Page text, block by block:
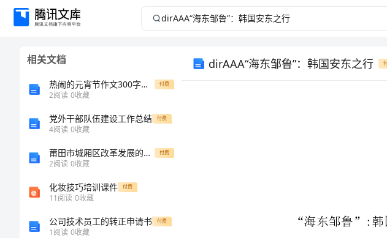
dirAAA“海
鲁”：
相关文档
热闹的元宵节作文300字左右十篇 付费
2阅读 0收藏
党外干部队伍建设工作总结 付费
4阅读 0收藏
莆田市城厢区改革发展的路径研究 付费
2阅读 0收藏
化妆技巧培训课件 付费
11阅读 0收藏
公司技术员工的转正申请书 付费
1阅读 0收藏
dirAAA“海东邹鲁”：韩国安东之行